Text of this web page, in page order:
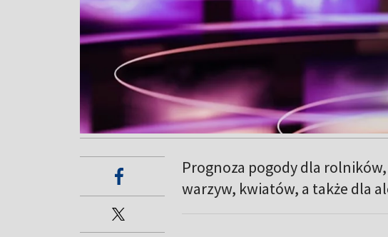
Prognoza pogody dla
warzyw, kwiatów, a także dla